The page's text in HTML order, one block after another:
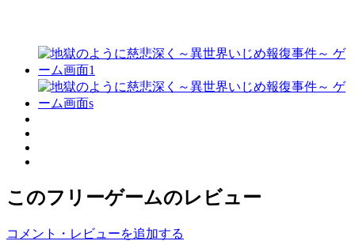
このフリーゲームのレビュー
コメント・レビューを追加する